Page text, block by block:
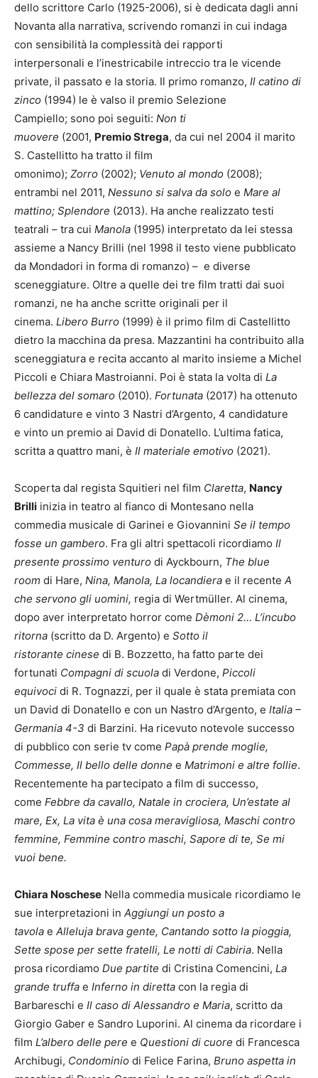
dello scrittore Carlo (1925-2006), si è dedicata dagli anni
Novanta alla narrativa, scrivendo romanzi in cui indaga
con sensibilità la complessità dei rapporti
interpersonali e l’inestricabile intreccio tra le vicende
private, il passato e la storia. Il primo romanzo, Il catino di
zinco (1994) le è valso il premio Selezione
Campiello; sono poi seguiti: Non ti
muovere (2001, Premio Strega, da cui nel 2004 il marito
S. Castellitto ha tratto il film
omonimo); Zorro (2002); Venuto al mondo (2008);
entrambi nel 2011, Nessuno si salva da solo e Mare al
mattino; Splendore (2013). Ha anche realizzato testi
teatrali – tra cui Manola (1995) interpretato da lei stessa
assieme a Nancy Brilli (nel 1998 il testo viene pubblicato
da Mondadori in forma di romanzo) – e diverse
sceneggiature. Oltre a quelle dei tre film tratti dai suoi
romanzi, ne ha anche scritte originali per il
cinema. Libero Burro (1999) è il primo film di Castellitto
dietro la macchina da presa. Mazzantini ha contribuito alla
sceneggiatura e recita accanto al marito insieme a Michel
Piccoli e Chiara Mastroianni. Poi è stata la volta di La
bellezza del somaro (2010). Fortunata (2017) ha ottenuto
6 candidature e vinto 3 Nastri d’Argento, 4 candidature
e vinto un premio ai David di Donatello. L’ultima fatica,
scritta a quattro mani, è Il materiale emotivo (2021).
Scoperta dal regista Squitieri nel film Claretta, Nancy
Brilli inizia in teatro al fianco di Montesano nella
commedia musicale di Garinei e Giovannini Se il tempo
fosse un gambero. Fra gli altri spettacoli ricordiamo Il
presente prossimo venturo di Ayckbourn, The blue
room di Hare, Nina, Manola, La locandiera e il recente A
che servono gli uomini, regia di Wertmüller. Al cinema,
dopo aver interpretato horror come Dèmoni 2… L’incubo
ritorna (scritto da D. Argento) e Sotto il
ristorante cinese di B. Bozzetto, ha fatto parte dei
fortunati Compagni di scuola di Verdone, Piccoli
equivoci di R. Tognazzi, per il quale è stata premiata con
un David di Donatello e con un Nastro d’Argento, e Italia –
Germania 4-3 di Barzini. Ha ricevuto notevole successo
di pubblico con serie tv come Papà prende moglie,
Commesse, Il bello delle donne e Matrimoni e altre follie.
Recentemente ha partecipato a film di successo,
come Febbre da cavallo, Natale in crociera, Un’estate al
mare, Ex, La vita è una cosa meravigliosa, Maschi contro
femmine, Femmine contro maschi, Sapore di te, Se mi
vuoi bene.
Chiara Noschese Nella commedia musicale ricordiamo le
sue interpretazioni in Aggiungi un posto a
tavola e Alleluja brava gente, Cantando sotto la pioggia,
Sette spose per sette fratelli, Le notti di Cabiria. Nella
prosa ricordiamo Due partite di Cristina Comencini, La
grande truffa e Inferno in diretta con la regia di
Barbareschi e Il caso di Alessandro e Maria, scritto da
Giorgio Gaber e Sandro Luporini. Al cinema da ricordare i
film L’albero delle pere e Questioni di cuore di Francesca
Archibugi, Condominio di Felice Farina, Bruno aspetta in